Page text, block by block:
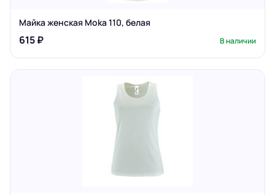
Майка женская Moka 110, белая
615 ₽ В наличии